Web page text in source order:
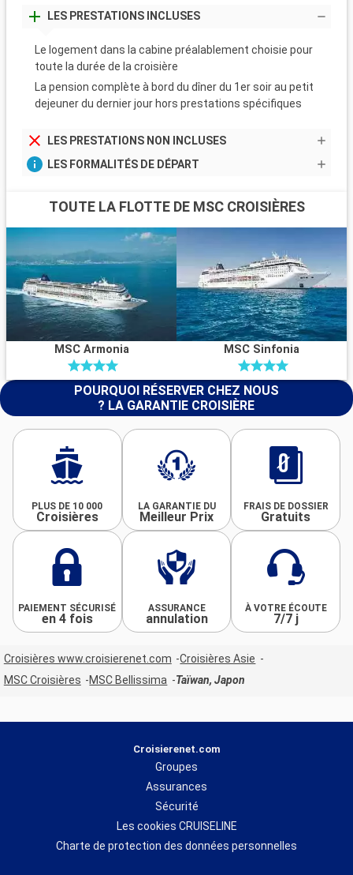
LES PRESTATIONS INCLUSES
Le logement dans la cabine préalablement choisie pour
toute la durée de la croisière
La pension complète à bord du dîner du 1er soir au petit
dejeuner du dernier jour hors prestations spécifiques
LES PRESTATIONS NON INCLUSES
LES FORMALITÉS DE DÉPART
TOUTE LA FLOTTE DE MSC CROISIÈRES
MSC Armonia MSC Sinfonia
POURQUOI RÉSERVER CHEZ NOUS
? LA GARANTIE CROISIÈRE
PLUS DE 10 000
Croisières
LA GARANTIE DU
Meilleur Prix
FRAIS DE DOSSIER
Gratuits
PAIEMENT SÉCURISÉ
en 4 fois
ASSURANCE
annulation
À VOTRE ÉCOUTE
7/7 j
Croisières www.croisierenet.com
Croisières Asie
MSC Croisières
MSC Bellissima Taïwan, Japon
Croisierenet.com
Groupes
Assurances
Sécurité
Les cookies CRUISELINE
Charte de protection des données personnelles